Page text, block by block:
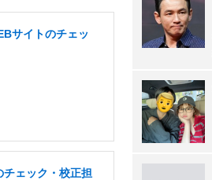
サイトのチェッ
ェック・校正担